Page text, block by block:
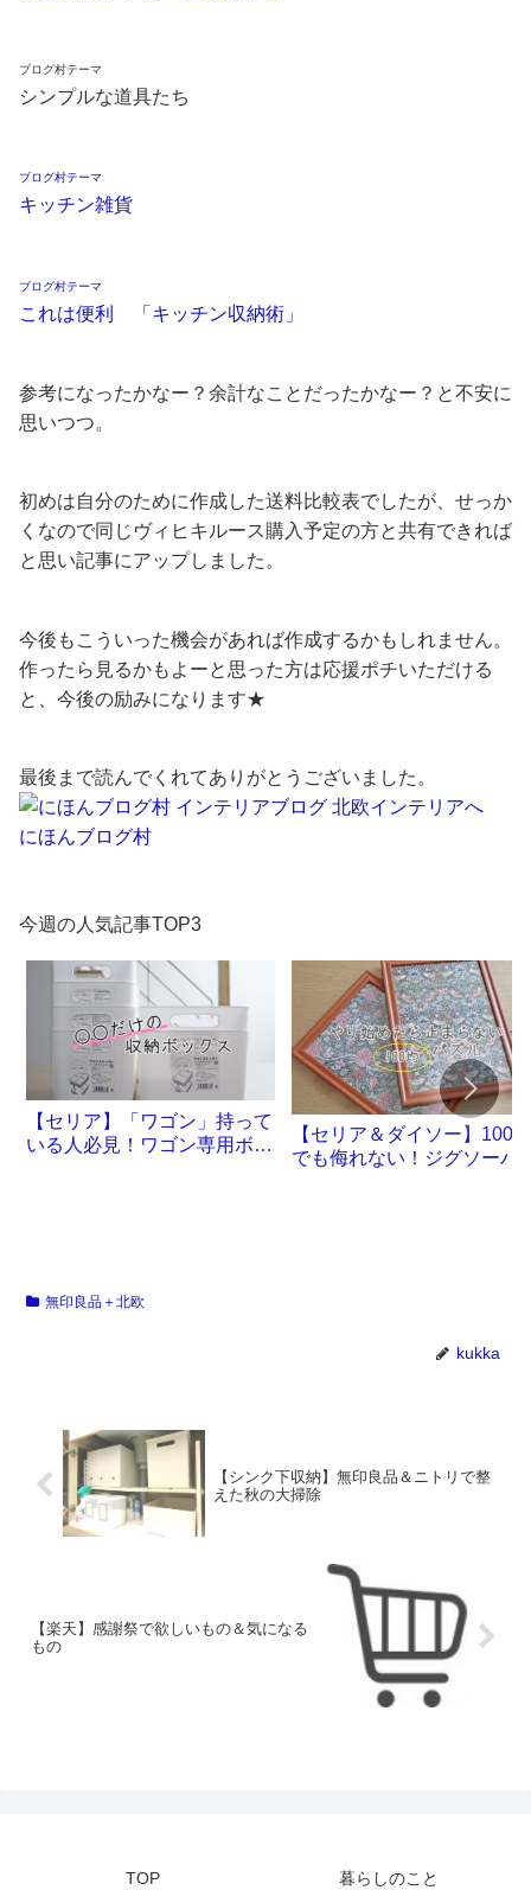
ブログ村テーマ
シンプルな道具たち
ブログ村テーマ
キッチン雑貨
ブログ村テーマ
これは便利 「キッチン収納術」
参考になったかなー？余計なことだったかなー？と不安に
思いつつ。
初めは自分のために作成した送料比較表でしたが、せっか
くなので同じヴィヒキルース購入予定の方と共有できれば
と思い記事にアップしました。
今後もこういった機会があれば作成するかもしれません。
作ったら見るかもよーと思った方は応援ポチいただける
と、今後の励みになります★
最後まで読んでくれてありがとうございました。
にほんブログ村
今週の人気記事TOP3
【セリア】「ワゴン」持って
いる人必見！ワゴン専用ボッ
【セリア＆ダイソー】100円
でも侮れない！ジグソーパ
無印良品＋北欧
kukka
【シンク下収納】無印良品＆ニトリで整
えた秋の大掃除
【楽天】感謝祭で欲しいもの＆気になる
もの
TOP 暮らしのこと